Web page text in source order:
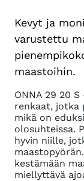
Kevyt ja
varustettu
maastoihin.
ONNA 29 20
renkaat, jotka
mikä on
olosuhteissa.
hyvin niille,
kestämään
miellyttävä